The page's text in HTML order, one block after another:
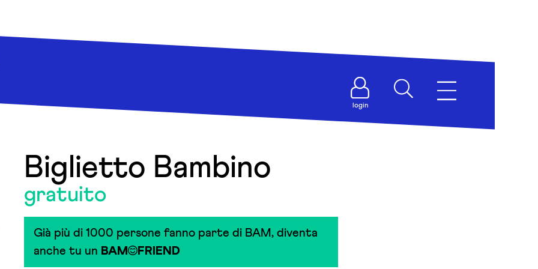
login
Biglietto Bambino
gratuito
Già più di 1000 persone fanno parte di BAM, diventa
anche tu un BAM FRIEND